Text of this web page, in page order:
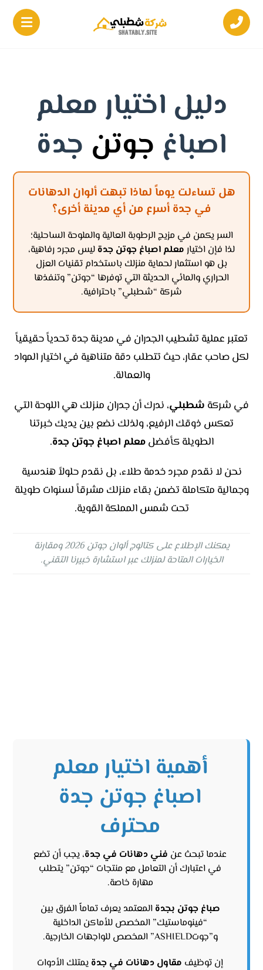
دليل اختيار معلم
اصباغ جوتن جدة
هل تساءلت يوماً لماذا تبهت ألوان الدهانات
في جدة أسرع من أي مدينة أخرى؟
السر يكمن في مزيج الرطوبة العالية والملوحة الساحلية؛
لذا فإن اختيار معلم اصباغ جوتن جدة ليس مجرد رفاهية،
بل هو استثمار لحماية منزلك باستخدام تقنيات العزل
الحراري والمائي الحديثة التي توفرها “جوتن” وتنفذها
شركة “شطبلي” باحترافية.
تعتبر عملية تشطيب الجدران في مدينة جدة تحدياً حقيقياً
لكل صاحب عقار، حيث تتطلب دقة متناهية في اختيار المواد
والعمالة.
في شركة شطبلي، ندرك أن جدران منزلك هي اللوحة التي
تعكس ذوقك الرفيع، ولذلك نضع بين يديك خبرتنا
الطويلة كأفضلمعلم اصباغ جوتن جدة.
نحن لا نقدم مجرد خدمة طلاء، بل نقدم حلولاً هندسية
وجمالية متكاملة تضمن بقاء منزلك مشرقاً لسنوات طويلة
تحت شمس المملكة القوية.
يمكنك الإطلاع على كتالوج ألوان جوتن 2026 ومقارنة
الخيارات المتاحة لمنزلك عبر استشارة خبيرنا التقني.
أهمية اختيار معلم
اصباغ جوتن جدة
محترف
عندما تبحث عن فني دهانات في جدة، يجب أن تضع
في اعتبارك أن التعامل مع منتجات “جوتن” يتطلب
مهارة خاصة.
صباغ جوتن بجدة المعتمد يعرف تماماً الفرق بين
“فينوماستيك” المخصص للأماكن الداخلية
و”جوتASHIELD” المخصص للواجهات الخارجية.
إن توظيف مقاول دهانات في جدة يمتلك الأدوات